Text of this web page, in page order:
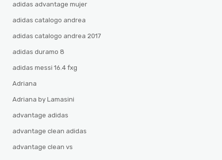
adidas advantage mujer
adidas catalogo andrea
adidas catalogo andrea 2017
adidas duramo 8
adidas messi 16.4 fxg
Adriana
Adriana by Lamasini
advantage adidas
advantage clean adidas
advantage clean vs